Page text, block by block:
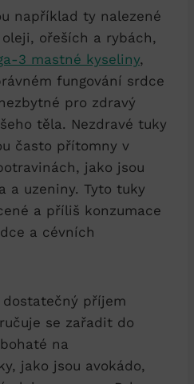
například ty nalezené
ořeších a rybách,
3 mastné kyseliny,
fungování srdce
pro zdravý
těla. Nezdravé tuky
často přítomny v
jako jsou
a uzeniny. Tyto tuky
a příliš konzumace
a cévních
příjem
se zařadit do
na
jako jsou avokádo,